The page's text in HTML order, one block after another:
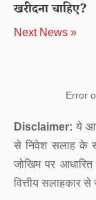
खरीदना चाहिए?
Next News »
Error
Disclaimer: ये
से निवेश सलाह के
जोखिम पर
वित्तीय सलाहकार